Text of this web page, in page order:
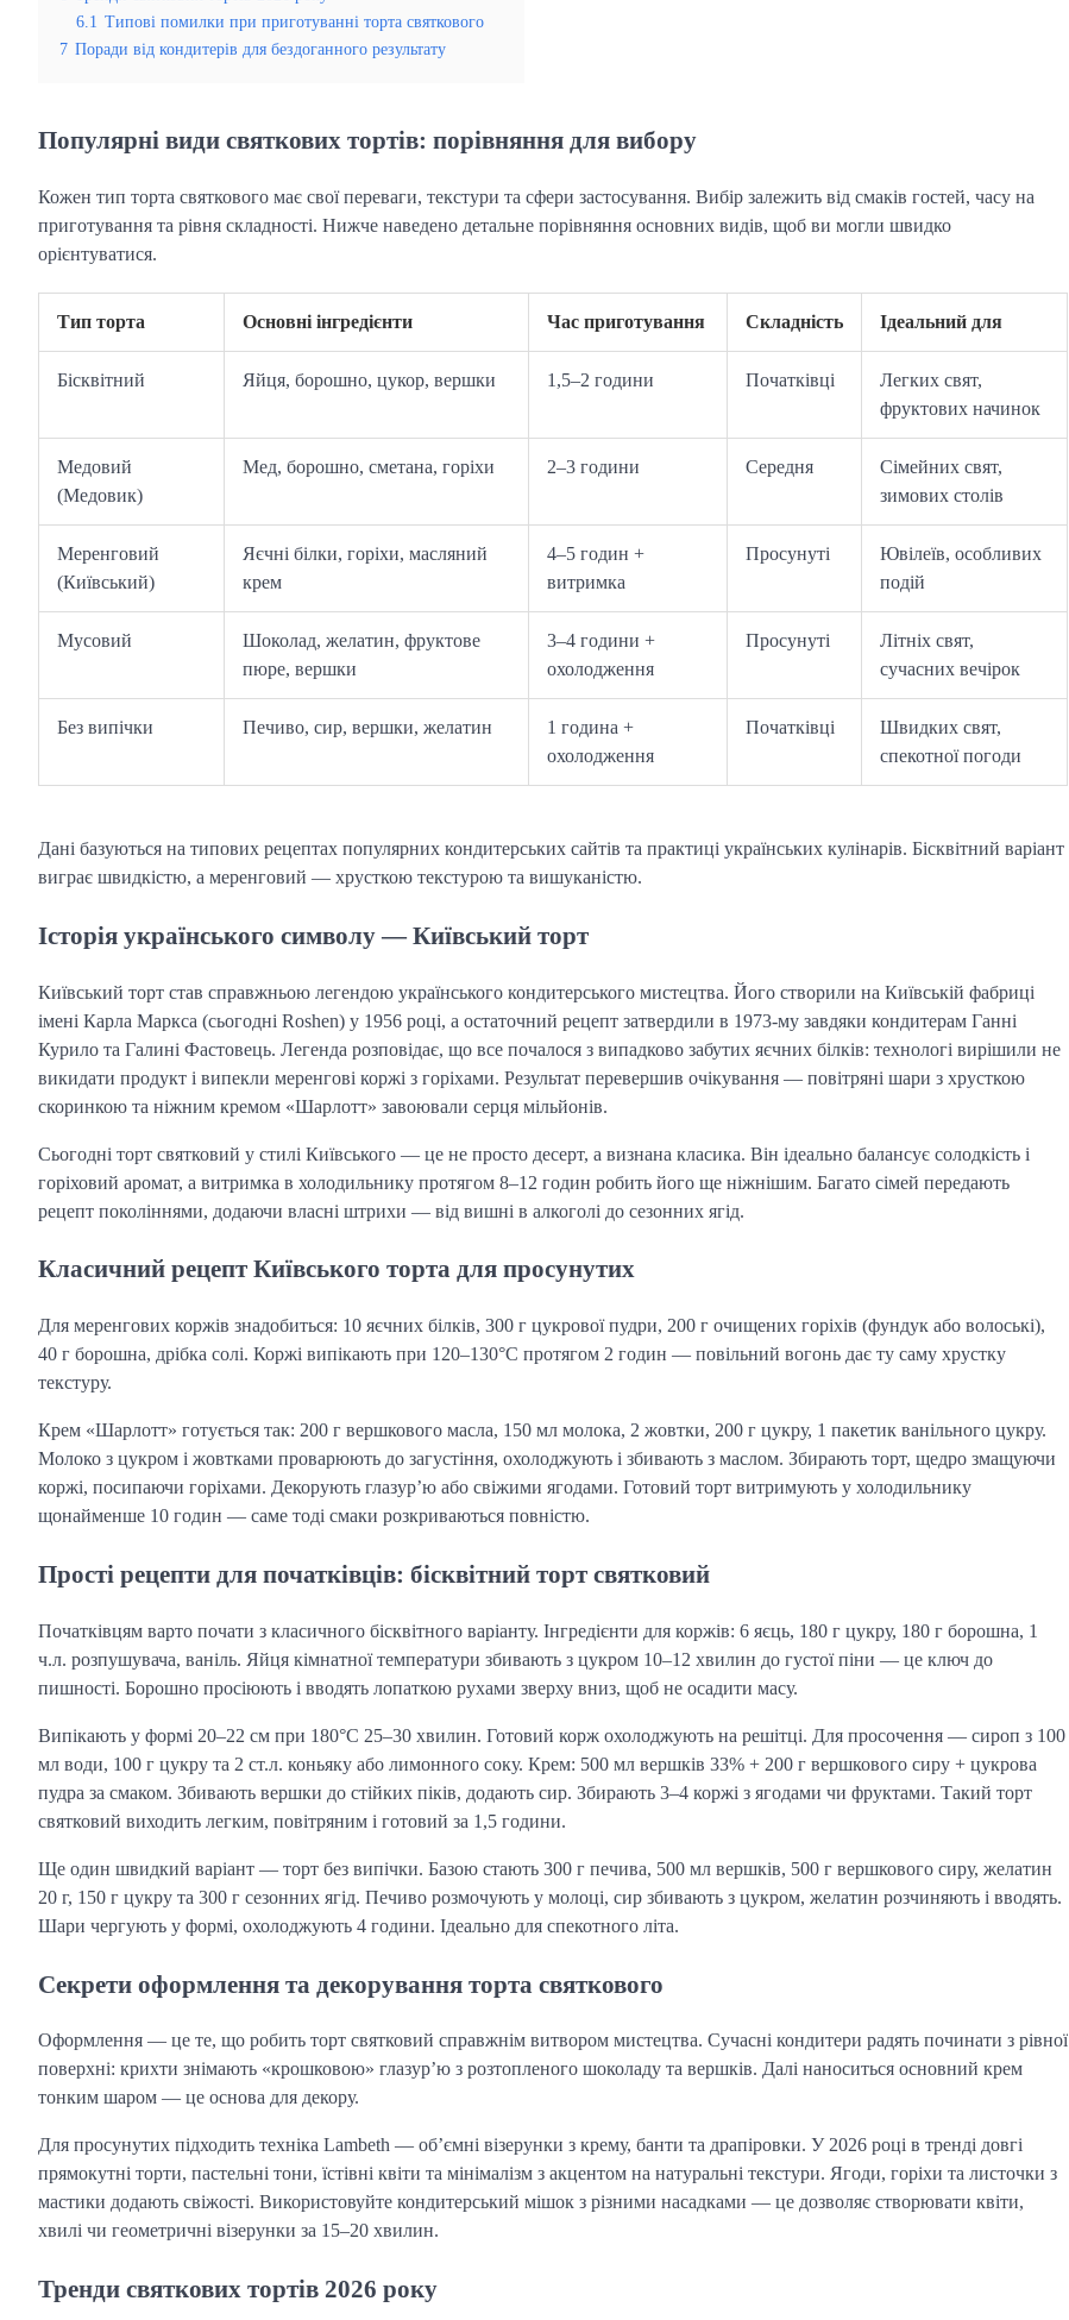
6.1 Типові помилки при приготуванні торта святкового
7 Поради від кондитерів для бездоганного результату
Популярні види святкових тортів: порівняння для вибору
Кожен тип торта святкового має свої переваги, текстури та сфери застосування. Вибір залежить від смаків гостей, часу на
приготування та рівня складності. Нижче наведено детальне порівняння основних видів, щоб ви могли швидко
орієнтуватися.
Тип торта Основні інгредієнти Час приготування Складність Ідеальний для
Бісквітний Яйця, борошно, цукор, вершки 1,5–2 години Початківці
Легких свят,
фруктових начинок
Медовий
(Медовик)
Мед, борошно, сметана, горіхи 2–3 години Середня
Сімейних свят,
зимових столів
Меренговий
(Київський)
Яєчні білки, горіхи, масляний
крем
4–5 годин +
витримка
Просунуті
Ювілеїв, особливих
подій
Мусовий
Шоколад, желатин, фруктове
пюре, вершки
3–4 години +
охолодження
Просунуті
Літніх свят,
сучасних вечірок
Без випічки Печиво, сир, вершки, желатин
1 година +
охолодження
Початківці
Швидких свят,
спекотної погоди
Дані базуються на типових рецептах популярних кондитерських сайтів та практиці українських кулінарів. Бісквітний варіант
виграє швидкістю, а меренговий — хрусткою текстурою та вишуканістю.
Історія українського символу — Київський торт
Київський торт став справжньою легендою українського кондитерського мистецтва. Його створили на Київській фабриці
імені Карла Маркса (сьогодні Roshen) у 1956 році, а остаточний рецепт затвердили в 1973-му завдяки кондитерам Ганні
Курило та Галині Фастовець. Легенда розповідає, що все почалося з випадково забутих яєчних білків: технологі вирішили не
викидати продукт і випекли меренгові коржі з горіхами. Результат перевершив очікування — повітряні шари з хрусткою
скоринкою та ніжним кремом «Шарлотт» завоювали серця мільйонів.
Сьогодні торт святковий у стилі Київського — це не просто десерт, а визнана класика. Він ідеально балансує солодкість і
горіховий аромат, а витримка в холодильнику протягом 8–12 годин робить його ще ніжнішим. Багато сімей передають
рецепт поколіннями, додаючи власні штрихи — від вишні в алкоголі до сезонних ягід.
Класичний рецепт Київського торта для просунутих
Для меренгових коржів знадобиться: 10 яєчних білків, 300 г цукрової пудри, 200 г очищених горіхів (фундук або волоські),
40 г борошна, дрібка солі. Коржі випікають при 120–130°C протягом 2 годин — повільний вогонь дає ту саму хрустку
текстуру.
Крем «Шарлотт» готується так: 200 г вершкового масла, 150 мл молока, 2 жовтки, 200 г цукру, 1 пакетик ванільного цукру.
Молоко з цукром і жовтками проварюють до загустіння, охолоджують і збивають з маслом. Збирають торт, щедро змащуючи
коржі, посипаючи горіхами. Декорують глазур’ю або свіжими ягодами. Готовий торт витримують у холодильнику
щонайменше 10 годин — саме тоді смаки розкриваються повністю.
Прості рецепти для початківців: бісквітний торт святковий
Початківцям варто почати з класичного бісквітного варіанту. Інгредієнти для коржів: 6 яєць, 180 г цукру, 180 г борошна, 1
ч.л. розпушувача, ваніль. Яйця кімнатної температури збивають з цукром 10–12 хвилин до густої піни — це ключ до
пишності. Борошно просіюють і вводять лопаткою рухами зверху вниз, щоб не осадити масу.
Випікають у формі 20–22 см при 180°C 25–30 хвилин. Готовий корж охолоджують на решітці. Для просочення — сироп з 100
мл води, 100 г цукру та 2 ст.л. коньяку або лимонного соку. Крем: 500 мл вершків 33% + 200 г вершкового сиру + цукрова
пудра за смаком. Збивають вершки до стійких піків, додають сир. Збирають 3–4 коржі з ягодами чи фруктами. Такий торт
святковий виходить легким, повітряним і готовий за 1,5 години.
Ще один швидкий варіант — торт без випічки. Базою стають 300 г печива, 500 мл вершків, 500 г вершкового сиру, желатин
20 г, 150 г цукру та 300 г сезонних ягід. Печиво розмочують у молоці, сир збивають з цукром, желатин розчиняють і вводять.
Шари чергують у формі, охолоджують 4 години. Ідеально для спекотного літа.
Секрети оформлення та декорування торта святкового
Оформлення — це те, що робить торт святковий справжнім витвором мистецтва. Сучасні кондитери радять починати з рівної
поверхні: крихти знімають «крошковою» глазур’ю з розтопленого шоколаду та вершків. Далі наноситься основний крем
тонким шаром — це основа для декору.
Для просунутих підходить техніка Lambeth — об’ємні візерунки з крему, банти та драпіровки. У 2026 році в тренді довгі
прямокутні торти, пастельні тони, їстівні квіти та мінімалізм з акцентом на натуральні текстури. Ягоди, горіхи та листочки з
мастики додають свіжості. Використовуйте кондитерський мішок з різними насадками — це дозволяє створювати квіти,
хвилі чи геометричні візерунки за 15–20 хвилин.
Тренди святкових тортів 2026 року